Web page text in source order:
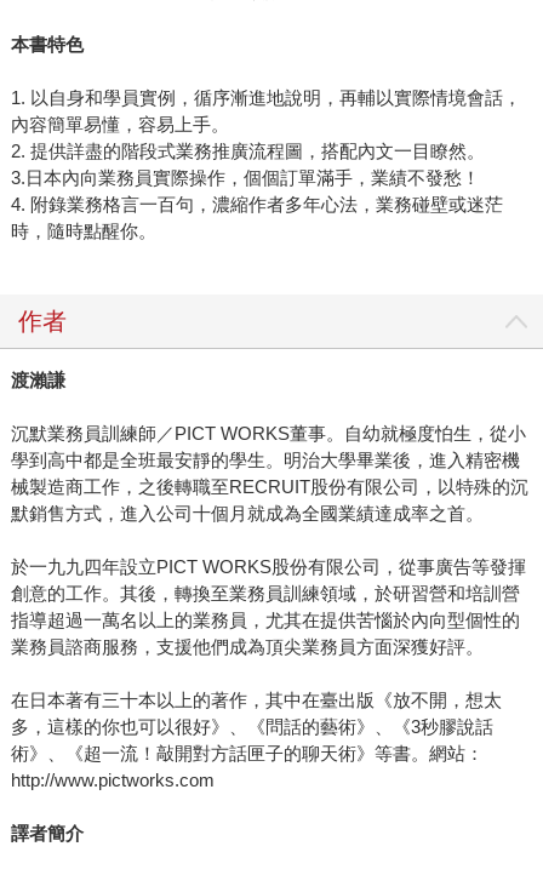
本書特色
1. 以自身和學員實例，循序漸進地說明，再輔以實際情境會話，
內容簡單易懂，容易上手。
2. 提供詳盡的階段式業務推廣流程圖，搭配內文一目瞭然。
3.日本內向業務員實際操作，個個訂單滿手，業績不發愁！
4. 附錄業務格言一百句，濃縮作者多年心法，業務碰壁或迷茫
時，隨時點醒你。
作者
渡瀨謙
沉默業務員訓練師／PICT WORKS董事。自幼就極度怕生，從小
學到高中都是全班最安靜的學生。明治大學畢業後，進入精密機
械製造商工作，之後轉職至RECRUIT股份有限公司，以特殊的沉
默銷售方式，進入公司十個月就成為全國業績達成率之首。
於一九九四年設立PICT WORKS股份有限公司，從事廣告等發揮
創意的工作。其後，轉換至業務員訓練領域，於研習營和培訓營
指導超過一萬名以上的業務員，尤其在提供苦惱於內向型個性的
業務員諮商服務，支援他們成為頂尖業務員方面深獲好評。
在日本著有三十本以上的著作，其中在臺出版《放不開，想太
多，這樣的你也可以很好》、《問話的藝術》、《3秒膠說話
術》、《超一流！敲開對方話匣子的聊天術》等書。網站：
http://www.pictworks.com
譯者簡介